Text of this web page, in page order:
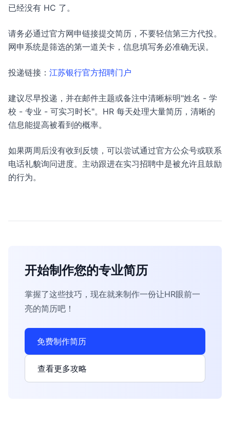
已经没有 HC 了。
请务必通过官方网申链接提交简历，不要轻信第三方代投。
网申系统是筛选的第一道关卡，信息填写务必准确无误。
投递链接： 江苏银行官方招聘门户
建议尽早投递，并在邮件主题或备注中清晰标明"姓名 - 学
校 - 专业 - 可实习时长"。HR 每天处理大量简历，清晰的
信息能提高被看到的概率。
如果两周后没有收到反馈，可以尝试通过官方公众号或联系
电话礼貌询问进度。主动跟进在实习招聘中是被允许且鼓励
的行为。
开始制作您的专业简历
掌握了这些技巧，现在就来制作一份让HR眼前一
亮的简历吧！
免费制作简历
查看更多攻略